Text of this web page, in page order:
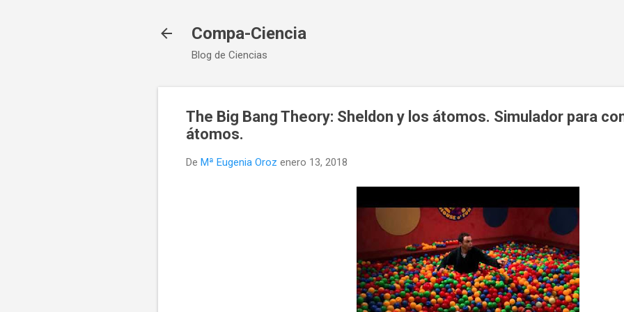
Compa-Ciencia
Blog de Ciencias
The Big Bang Theory: Sheldon y los átomos. Simulador para
átomos.
De Mª Eugenia Oroz enero 13, 2018